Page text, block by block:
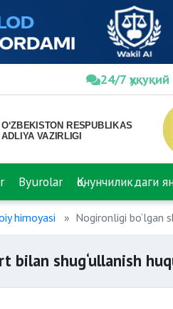
24/7 ҳуқуқий
Byurolar Қонунчиликдаги
himoyasi Nogironligi bo‘lgan
bilan shug‘ullanish